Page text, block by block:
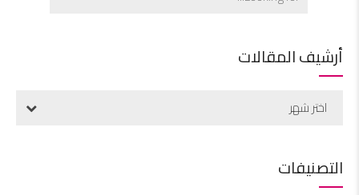
أرشيف المقالات
اختر شهر
التصنيفات